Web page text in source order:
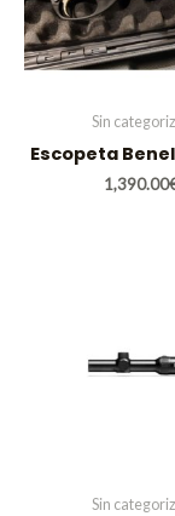
Sin
Escopeta
1,390.00
Sin